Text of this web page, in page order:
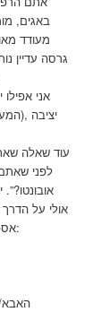
באגים,
מעודד
גרסה עדיין
אני
עוד שאלה
לפני
אולי על
אספתי לכם רשימה של מערכות הפעלה ששווה להכיר: